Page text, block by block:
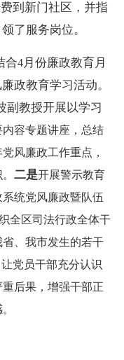
到新门社区，并指
了服务岗位。
合4月份廉政教育月
政教育学习活动。
副教授开展以学习
容专题讲座，总结
风廉政工作重点，
二是开展警示教育
统党风廉政暨队伍
全区司法行政全体干
、我市发生的若干
党员干部充分认识
后果，增强干部正